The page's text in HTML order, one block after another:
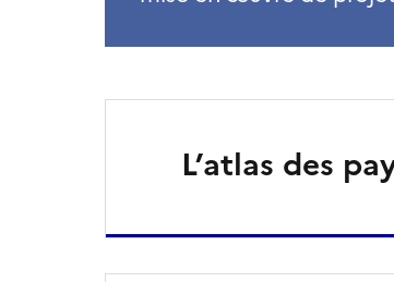
L’atlas des